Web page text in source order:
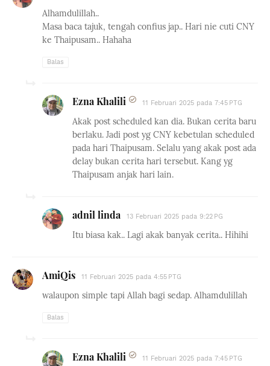
Alhamdulillah..
Masa baca tajuk, tengah confius jap.. Hari nie cuti CNY
ke Thaipusam.. Hahaha
Balas
Ezna Khalili 11 Februari 2025 pada 7:45 PTG
Akak post scheduled kan dia. Bukan cerita baru
berlaku. Jadi post yg CNY kebetulan scheduled
pada hari Thaipusam. Selalu yang akak post ada
delay bukan cerita hari tersebut. Kang yg
Thaipusam anjak hari lain.
adnil linda 13 Februari 2025 pada 9:22 PG
Itu biasa kak.. Lagi akak banyak cerita.. Hihihi
AmiQis 11 Februari 2025 pada 4:55 PTG
walaupon simple tapi Allah bagi sedap. Alhamdulillah
Balas
Ezna Khalili 11 Februari 2025 pada 7:45 PTG